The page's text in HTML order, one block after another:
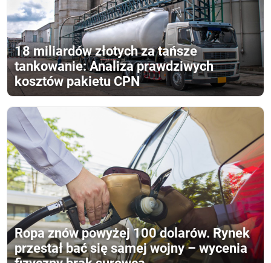
18 miliardów złotych za tańsze
tankowanie: Analiza prawdziwych
kosztów pakietu CPN
Ropa znów powyżej 100 dolarów. Rynek
przestał bać się samej wojny – wycenia